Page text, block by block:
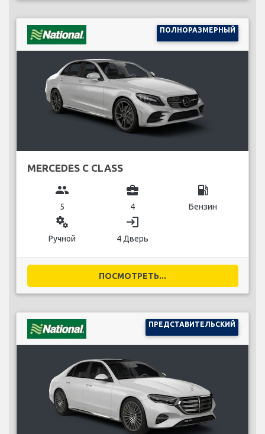
ПОЛНОРАЗМЕРНЫЙ
MERCEDES C CLASS
group
5
business_center
4
local_gas_station
Бензин
miscellaneous_services
Ручной
login
4 Дверь
ПОСМОТРЕТЬ...
ПРЕДСТАВИТЕЛЬСКИЙ